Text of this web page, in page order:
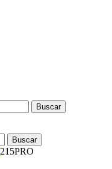
Buscar
Buscar
215PRO